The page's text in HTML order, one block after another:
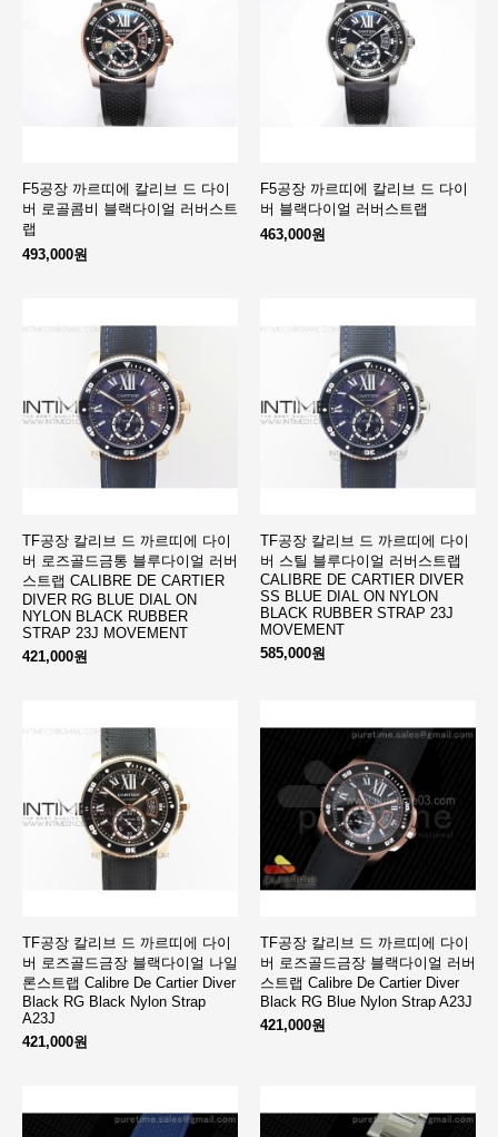
F5공장 까르띠에 칼리브 드 다이
버 로골콤비 블랙다이얼 러버스트
랩
493,000원
F5공장 까르띠에 칼리브 드 다이
버 블랙다이얼 러버스트랩
463,000원
TF공장 칼리브 드 까르띠에 다이
버 로즈골드금통 블루다이얼 러버
스트랩 CALIBRE DE CARTIER
DIVER RG BLUE DIAL ON
NYLON BLACK RUBBER
STRAP 23J MOVEMENT
421,000원
TF공장 칼리브 드 까르띠에 다이
버 스틸 블루다이얼 러버스트랩
CALIBRE DE CARTIER DIVER
SS BLUE DIAL ON NYLON
BLACK RUBBER STRAP 23J
MOVEMENT
585,000원
TF공장 칼리브 드 까르띠에 다이
버 로즈골드금장 블랙다이얼 나일
론스트랩 Calibre De Cartier Diver
Black RG Black Nylon Strap
A23J
421,000원
TF공장 칼리브 드 까르띠에 다이
버 로즈골드금장 블랙다이얼 러버
스트랩 Calibre De Cartier Diver
Black RG Blue Nylon Strap A23J
421,000원